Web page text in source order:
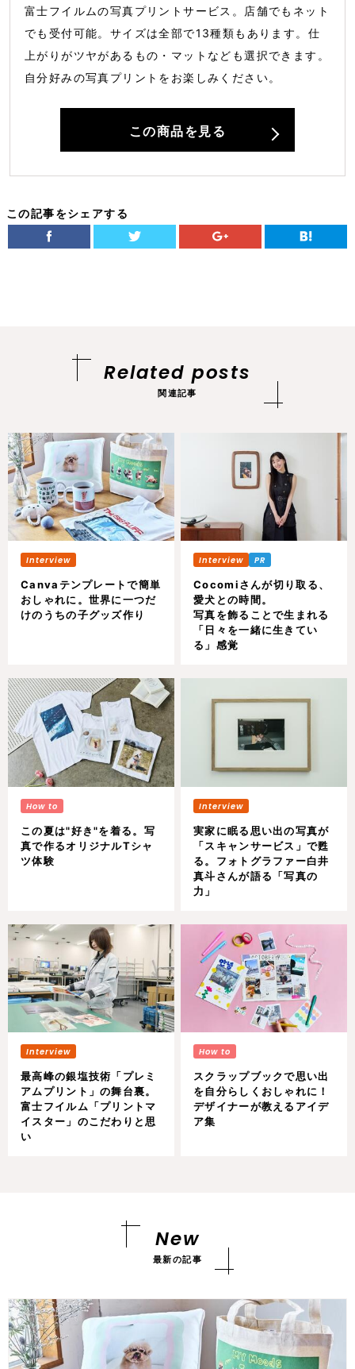
富士フイルムの写真プリントサービス。店舗でもネット
でも受付可能。サイズは全部で13種類もあります。仕
上がりがツヤがあるもの・マットなども選択できます。
自分好みの写真プリントをお楽しみください。
この商品を見る
この記事をシェアする
Related posts
関連記事
Canvaテンプレートで簡単
おしゃれに。世界に一つだ
けのうちの子グッズ作り
Cocomiさんが切り取る、
愛犬との時間。
写真を飾ることで生まれる
「日々を一緒に生きてい
る」感覚
この夏は"好き"を着る。写
真で作るオリジナルTシャ
ツ体験
実家に眠る思い出の写真が
「スキャンサービス」で甦
る。フォトグラファー白井
真斗さんが語る「写真の
力」
最高峰の銀塩技術「プレミ
アムプリント」の舞台裏。
富士フイルム「プリントマ
イスター」のこだわりと思
い
スクラップブックで思い出
を自分らしくおしゃれに！
デザイナーが教えるアイデ
ア集
New
最新の記事